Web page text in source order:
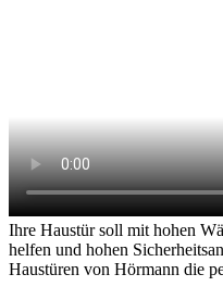
Ihre Haustür soll mit hohen
helfen und hohen
Haustüren von Hörmann die